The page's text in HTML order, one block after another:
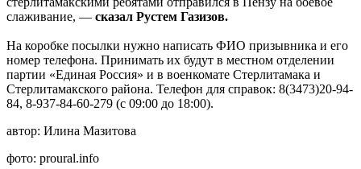
слаживание, — сказал Рустем Газизов.
На коробке посылки нужно написать ФИО призывника и его
номер телефона. Принимать их будут в местном отделении
партии «Единая Россия» и в военкомате Стерлитамака и
Стерлитамакского района. Телефон для справок: 8(3473)20-94-
84, 8-937-84-60-279 (с 09:00 до 18:00).
автор: Илина Мазитова
фото: proural.info